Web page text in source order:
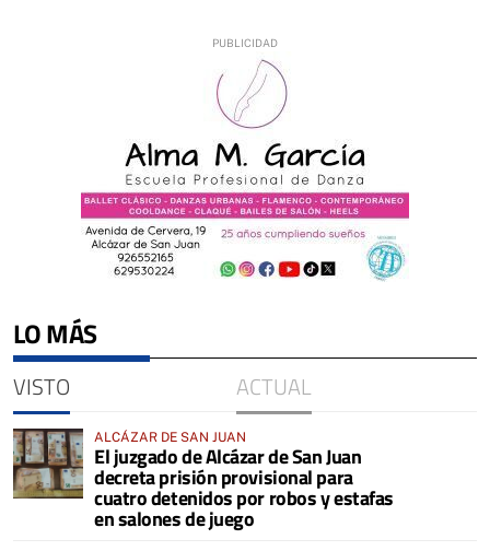
LO MÁS
VISTO ACTUAL
ALCÁZAR DE SAN JUAN
El juzgado de Alcázar de San Juan
decreta prisión provisional para
cuatro detenidos por robos y estafas
en salones de juego